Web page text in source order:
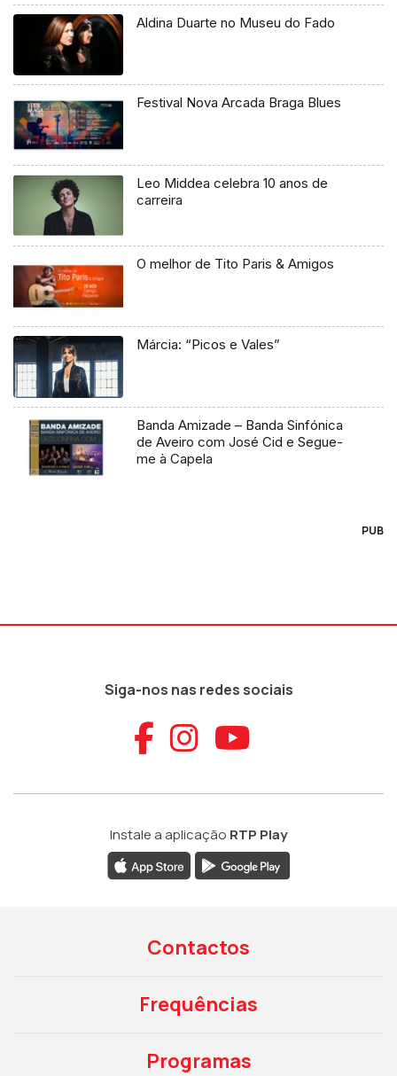
Aldina Duarte no Museu do Fado
Festival Nova Arcada Braga Blues
Leo Middea celebra 10 anos de
carreira
O melhor de Tito Paris & Amigos
Márcia: “Picos e Vales”
Banda Amizade – Banda Sinfónica
de Aveiro com José Cid e Segue-
me à Capela
PUB
Siga-nos nas redes sociais
Aceder ao
Aceder ao
Aceder
Instale a aplicação RTP Play
Contactos
Frequências
Programas